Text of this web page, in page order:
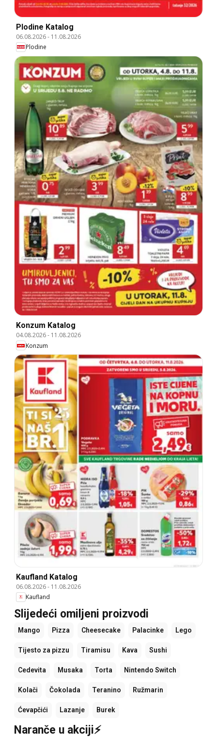
Plodine Katalog
06.08.2026- 11.08.2026
Plodine
Konzum Katalog
04.08.2026- 11.08.2026
Konzum
Kaufland Katalog
06.08.2026- 11.08.2026
Kaufland
Slijedeći omiljeni proizvodi
Mango Pizza Cheesecake Palacinke Lego
Tijesto za pizzu Tiramisu Kava Sushi
Cedevita Musaka Torta Nintendo Switch
Kolači Čokolada Teranino Ružmarin
Ćevapčići Lazanje Burek
Naranče u akciji⚡